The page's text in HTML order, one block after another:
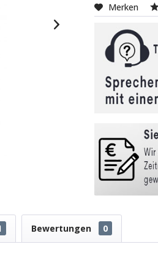
Merken
Bewertungen 0